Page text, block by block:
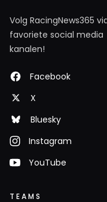
Volg RacingNews365
favoriete social media
kanalen!
Facebook
X
Bluesky
Instagram
YouTube
TEAMS